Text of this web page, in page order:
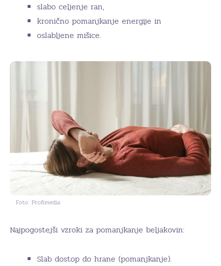
slabo celjenje ran,
kronično pomanjkanje energije in
oslabljene mišice.
Foto: Profimedia
Najpogostejši vzroki za pomanjkanje beljakovin:
Slab dostop do hrane (pomanjkanje).